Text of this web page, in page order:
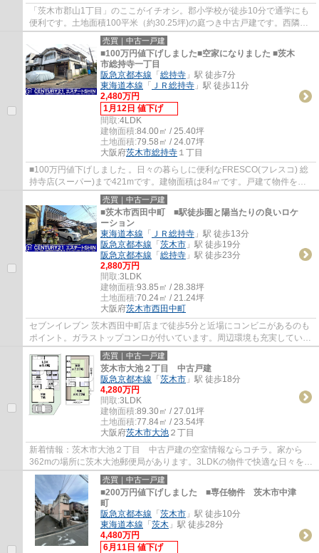
「茨木市郡山1丁目」のここがイチオシ。郡小学校が徒歩10分で通学にも
便利です。土地面積100平米（約30.25坪)の庭つき中古戸建です。西隣と
裏側とお向かいが駐車場になっており陽当た...
売買｜中古一戸建
■100万円値下げしました■空家になりました ■茨木
市総持寺一丁目
阪急京都本線 「 総持寺 」駅 徒歩7分
東海道本線 「 ＪＲ総持寺 」駅 徒歩11分
2,480万円
1月12日 値下げ
間取:4LDK
建物面積:84.00㎡ / 25.40坪
土地面積:79.58㎡ / 24.07坪
大阪府茨木市総持寺 １丁目
■100万円値下げしました 。日々の暮らしに便利なFRESCO(フレスコ) 総
持寺店(スーパー)まで421mです。建物面積は84㎡です。戸建て物件をお
探しの方は、便利な価格からなる中古物件はい...
売買｜中古一戸建
■茨木市西田中町 ■駅徒歩圏と陽当たりの良いロケ
ーション
東海道本線 「 ＪＲ総持寺 」駅 徒歩13分
阪急京都本線 「 茨木市 」駅 徒歩19分
阪急京都本線 「 総持寺 」駅 徒歩23分
2,880万円
間取:3LDK
建物面積:93.85㎡ / 28.38坪
土地面積:70.24㎡ / 21.24坪
大阪府茨木市西田中町
セブンイレブン 茨木西田中町店まで徒歩5分と近場にコンビニがあるのも
ポイント。ガラストップコンロが付いています。周辺環境も充実している
中古の戸建て物件です。徒歩13分で駅への...
売買｜中古一戸建
茨木市大池２丁目 中古戸建
阪急京都本線 「 茨木市 」駅 徒歩18分
4,280万円
間取:3LDK
建物面積:89.30㎡ / 27.01坪
土地面積:77.84㎡ / 23.54坪
大阪府茨木市大池 ２丁目
新着情報：茨木市大池２丁目 中古戸建の空室情報ならコチラ。家から
362mの場所に茨木大池郵便局があります。3LDKの物件で快適な日々を過
ごしましょう。多種多様な不動産情報を取り扱...
売買｜中古一戸建
■200万円値下げしました ■専任物件 茨木市中津
町
阪急京都本線 「 茨木市 」駅 徒歩10分
東海道本線 「 茨木 」駅 徒歩28分
4,480万円
6月11日 値下げ